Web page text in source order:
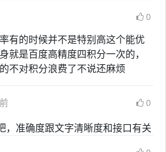
0
有的时候并不是特别高这个能优
就是百度高精度四积分一次的，
不对积分浪费了不说还麻烦
0
，准确度跟文字清晰度和接口有关